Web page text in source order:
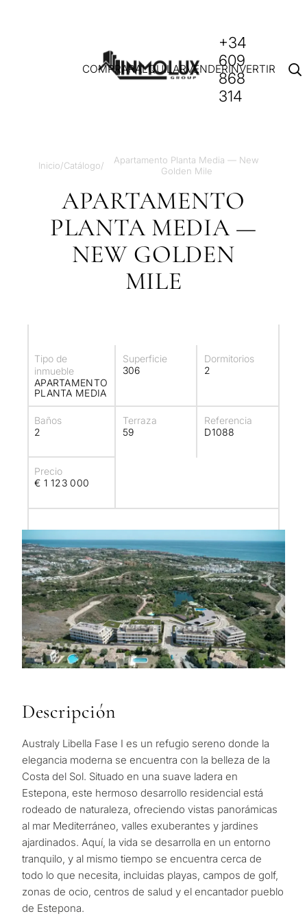
COMPRARALQUILARVENDERINVERTIR
+34
609
868
314
Inicio/Catálogo/
Apartamento Planta Media — New
Golden Mile
APARTAMENTO
PLANTA MEDIA —
NEW GOLDEN
MILE
Tipo de
inmueble
APARTAMENTO
PLANTA MEDIA
Superficie
306
Dormitorios
2
Baños
2
Terraza
59
Referencia
D1088
Precio
€ 1 123 000
Descripción
Australy Libella Fase I es un refugio sereno donde la
elegancia moderna se encuentra con la belleza de la
Costa del Sol. Situado en una suave ladera en
Estepona, este hermoso desarrollo residencial está
rodeado de naturaleza, ofreciendo vistas panorámicas
al mar Mediterráneo, valles exuberantes y jardines
ajardinados. Aquí, la vida se desarrolla en un entorno
tranquilo, y al mismo tiempo se encuentra cerca de
todo lo que necesita, incluidas playas, campos de golf,
zonas de ocio, centros de salud y el encantador pueblo
de Estepona.